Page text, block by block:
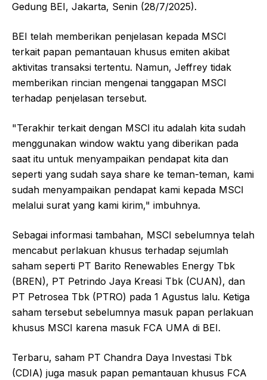
Gedung BEI, Jakarta, Senin (28/7/2025).
BEI telah memberikan penjelasan kepada MSCI
terkait papan pemantauan khusus emiten akibat
aktivitas transaksi tertentu. Namun, Jeffrey tidak
memberikan rincian mengenai tanggapan MSCI
terhadap penjelasan tersebut.
"Terakhir terkait dengan MSCI itu adalah kita sudah
menggunakan window waktu yang diberikan pada
saat itu untuk menyampaikan pendapat kita dan
seperti yang sudah saya share ke teman-teman, kami
sudah menyampaikan pendapat kami kepada MSCI
melalui surat yang kami kirim," imbuhnya.
Sebagai informasi tambahan, MSCI sebelumnya telah
mencabut perlakuan khusus terhadap sejumlah
saham seperti PT Barito Renewables Energy Tbk
(BREN), PT Petrindo Jaya Kreasi Tbk (CUAN), dan
PT Petrosea Tbk (PTRO) pada 1 Agustus lalu. Ketiga
saham tersebut sebelumnya masuk papan perlakuan
khusus MSCI karena masuk FCA UMA di BEI.
Terbaru, saham PT Chandra Daya Investasi Tbk
(CDIA) juga masuk papan pemantauan khusus FCA